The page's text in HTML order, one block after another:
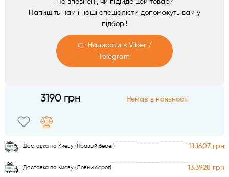
Не впевнені, чи підійде цей товар?
Напишіть нам і наші спеціалісти допоможуть вам у
підборі!
👉 Написати в Viber /
Telegram
3190 грн Немає в наявності
Доставка по Киеву (Правый берег) 11.1607 грн
Доставка по Киеву (Левый берег) 13.3928 грн